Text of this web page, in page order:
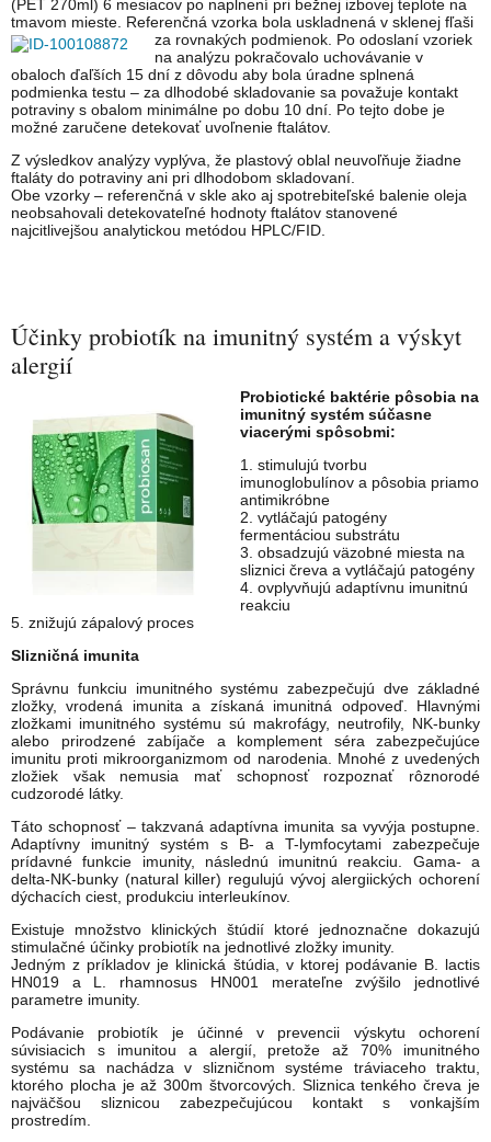
(PET 270ml) 6 mesiacov po naplnení pri bežnej izbovej teplote na
tmavom mieste. Referenčná vzorka bola uskladnená v sklenej fľaši
za rovnakých podmienok. Po odoslaní vzoriek
na analýzu pokračovalo uchovávanie v
obaloch ďaľších 15 dní z dôvodu aby bola úradne splnená
podmienka testu – za dlhodobé skladovanie sa považuje kontakt
potraviny s obalom minimálne po dobu 10 dní. Po tejto dobe je
možné zaručene detekovať uvoľnenie ftalátov.
Z výsledkov analýzy vyplýva, že plastový oblal neuvoľňuje žiadne
ftaláty do potraviny ani pri dlhodobom skladovaní.
Obe vzorky – referenčná v skle ako aj spotrebiteľské balenie oleja
neobsahovali detekovateľné hodnoty ftalátov stanovené
najcitlivejšou analytickou metódou HPLC/FID.
Účinky probiotík na imunitný systém a výskyt
alergií
Probiotické baktérie pôsobia na
imunitný systém súčasne
viacerými spôsobmi:
1. stimulujú tvorbu
imunoglobulínov a pôsobia priamo
antimikróbne
2. vytláčajú patogény
fermentáciou substrátu
3. obsadzujú väzobné miesta na
sliznici čreva a vytláčajú patogény
4. ovplyvňujú adaptívnu imunitnú
reakciu
5. znižujú zápalový proces
Slizničná imunita
Správnu funkciu imunitného systému zabezpečujú dve základné
zložky, vrodená imunita a získaná imunitná odpoveď. Hlavnými
zložkami imunitného systému sú makrofágy, neutrofily, NK-bunky
alebo prirodzené zabíjače a komplement séra zabezpečujúce
imunitu proti mikroorganizmom od narodenia. Mnohé z uvedených
zložiek však nemusia mať schopnosť rozpoznať rôznorodé
cudzorodé látky.
Táto schopnosť – takzvaná adaptívna imunita sa vyvýja postupne.
Adaptívny imunitný systém s B- a T-lymfocytami zabezpečuje
prídavné funkcie imunity, následnú imunitnú reakciu. Gama- a
delta-NK-bunky (natural killer) regulujú vývoj alergiických ochorení
dýchacích ciest, produkciu interleukínov.
Existuje množstvo klinických štúdií ktoré jednoznačne dokazujú
stimulačné účinky probiotík na jednotlivé zložky imunity.
Jedným z príkladov je klinická štúdia, v ktorej podávanie B. lactis
HN019 a L. rhamnosus HN001 merateľne zvýšilo jednotlivé
parametre imunity.
Podávanie probiotík je účinné v prevencii výskytu ochorení
súvisiacich s imunitou a alergií, pretože až 70% imunitného
systému sa nachádza v slizničnom systéme tráviaceho traktu,
ktorého plocha je až 300m štvorcových. Sliznica tenkého čreva je
najväčšou sliznicou zabezpečujúcou kontakt s vonkajším
prostredím.